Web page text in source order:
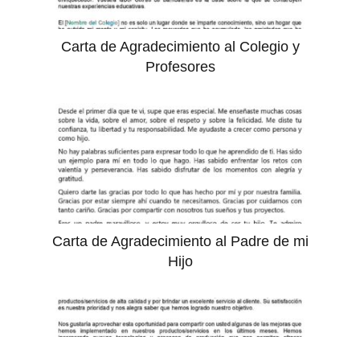
Carta de Agradecimiento al Colegio y
Profesores
Carta de Agradecimiento al Padre de mi
Hijo